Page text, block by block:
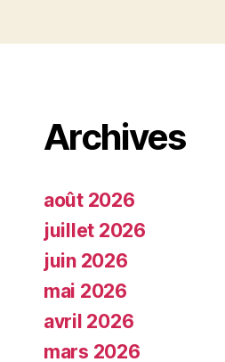
Archives
août 2026
juillet 2026
juin 2026
mai 2026
avril 2026
mars 2026